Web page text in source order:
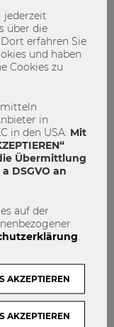
über die
&
jederzeit
über die
Dort erfahren Sie
und haben
Cookies zu
in
in den USA. Mit
Übermittlung
DSGVO an
auf der
AKZEPTIEREN
AKZEPTIEREN